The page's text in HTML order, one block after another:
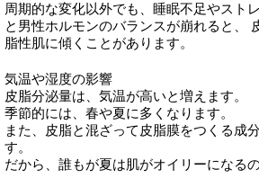
周期的な変化以外でも、睡眠不足やスト
と男性ホルモンのバランスが崩れると、
脂性肌に傾くことがあります。
気温や湿度の影響
皮脂分泌量は、気温が高いと増えます。
季節的には、春や夏に多くなります。
また、皮脂と混ざって皮脂膜をつくる成
す。
だから、誰もが夏は肌がオイリーになるの